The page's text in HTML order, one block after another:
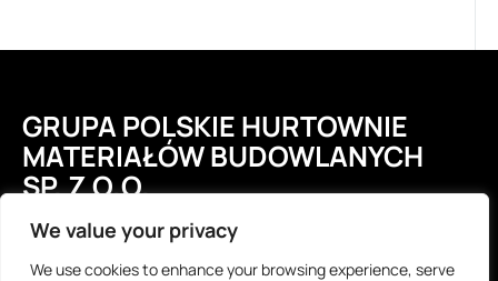
We value your privacy
We use cookies to enhance your browsing experience, serve
GRUPA POLSKIE HURTOWNIE
MATERIAŁÓW BUDOWLANYCH
SP. Z O.O.